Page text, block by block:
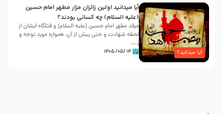
آیا میدانید؟
آیا میدانید اولین زائران مزار مطهر امام حسین
(علیه السلام) چه کسانی بودند؟
مرقد مطهر امام حسین (علیه السلام) و قتلگاه ایشان از
لحظه شهادت و حتی پیش از آن، همواره مورد توجه و
ز...
۱۴ /۰۵/ ۱۴۰۵